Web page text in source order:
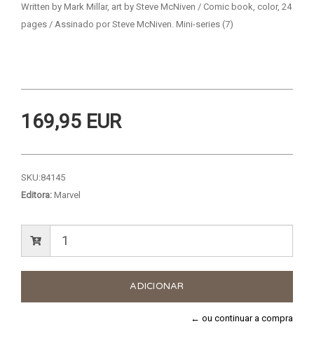
Written by Mark Millar, art by Steve McNiven / Comic book, color, 24
pages / Assinado por Steve McNiven. Mini-series (7)
169,95 EUR
SKU:84145
Editora: Marvel
← ou continuar a compra